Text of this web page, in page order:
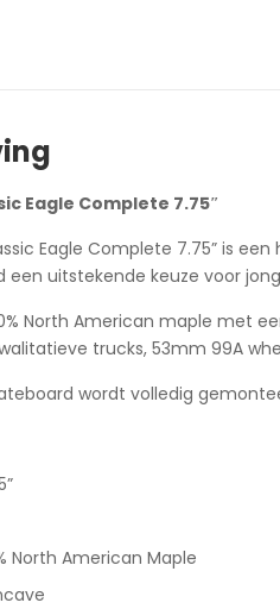
Eagle Complete 7.75″
Eagle Complete 7.75” is
een uitstekende keuze voor
North American maple met
trucks, 53mm 99A
wordt volledig
North American Maple